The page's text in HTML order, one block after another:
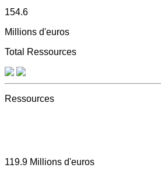
154.6
Millions d'euros
Total Ressources
Ressources
119.9 Millions d'euros